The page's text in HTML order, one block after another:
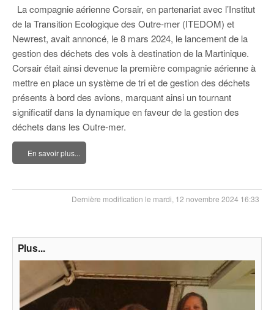
La compagnie aérienne Corsair, en partenariat avec l’Institut
de la Transition Ecologique des Outre-mer (ITEDOM) et
Newrest, avait annoncé, le 8 mars 2024, le lancement de la
gestion des déchets des vols à destination de la Martinique.
Corsair était ainsi devenue la première compagnie aérienne à
mettre en place un système de tri et de gestion des déchets
présents à bord des avions, marquant ainsi un tournant
significatif dans la dynamique en faveur de la gestion des
déchets dans les Outre-mer.
En savoir plus...
Dernière modification le mardi, 12 novembre 2024 16:33
Plus...